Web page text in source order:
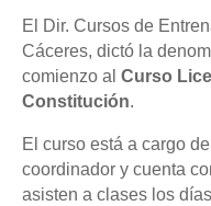
El Dir. Cursos de
Cáceres, dictó la
comienzo al Curso
Constitución.
El curso está a cargo
coordinador y cuenta
asisten a clases los